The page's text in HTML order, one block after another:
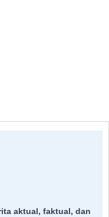
aktual, faktual, dan